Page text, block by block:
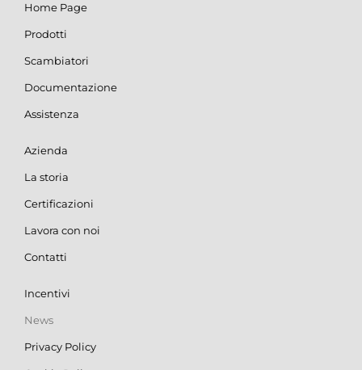
Home Page
Prodotti
Scambiatori
Documentazione
Assistenza
Azienda
La storia
Certificazioni
Lavora con noi
Contatti
Incentivi
News
Privacy Policy